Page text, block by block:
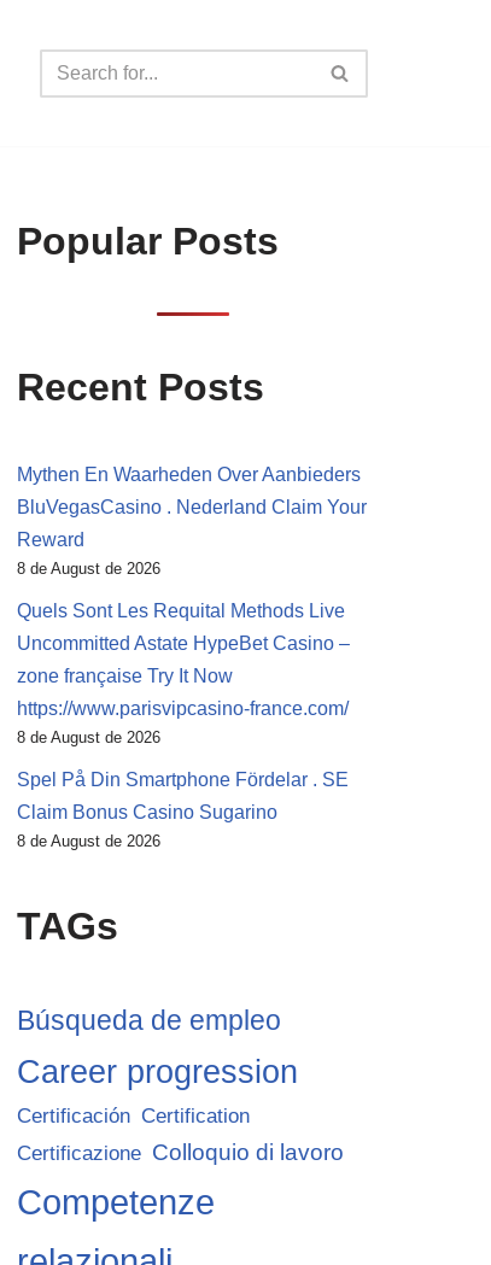
Popular Posts
Recent Posts
Mythen En Waarheden Over Aanbieders
BluVegasCasino . Nederland Claim Your
Reward
8 de August de 2026
Quels Sont Les Requital Methods Live
Uncommitted Astate HypeBet Casino –
zone française Try It Now
https://www.parisvipcasino-france.com/
8 de August de 2026
Spel På Din Smartphone Fördelar . SE
Claim Bonus Casino Sugarino
8 de August de 2026
TAGs
Búsqueda de empleo
Career progression
Certificación Certification
Certificazione Colloquio di lavoro
Competenze